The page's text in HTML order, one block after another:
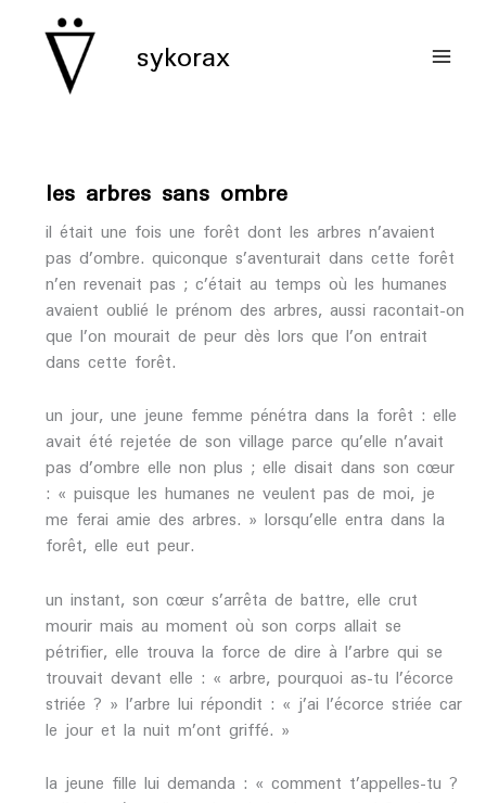
contenu sykorax
les arbres sans ombre
il était une fois une forêt dont les arbres n’avaient
pas d’ombre. quiconque s’aventurait dans cette forêt
n’en revenait pas ; c’était au temps où les humanes
avaient oublié le prénom des arbres, aussi racontait-on
que l’on mourait de peur dès lors que l’on entrait
dans cette forêt.
un jour, une jeune femme pénétra dans la forêt : elle
avait été rejetée de son village parce qu’elle n’avait
pas d’ombre elle non plus ; elle disait dans son cœur
: « puisque les humanes ne veulent pas de moi, je
me ferai amie des arbres. » lorsqu’elle entra dans la
forêt, elle eut peur.
un instant, son cœur s’arrêta de battre, elle crut
mourir mais au moment où son corps allait se
pétrifier, elle trouva la force de dire à l’arbre qui se
trouvait devant elle : « arbre, pourquoi as-tu l’écorce
striée ? » l’arbre lui répondit : « j’ai l’écorce striée car
le jour et la nuit m’ont griffé. »
la jeune fille lui demanda : « comment t’appelles-tu ?